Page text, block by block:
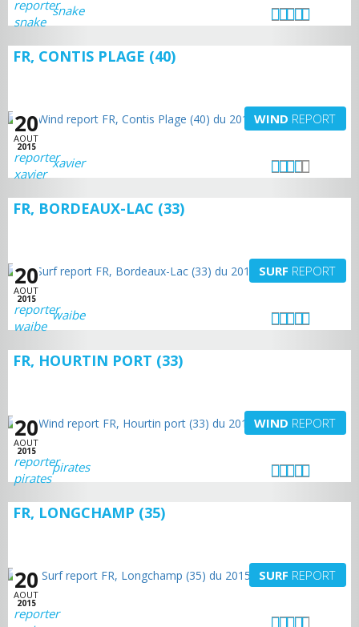
snake
FR, CONTIS PLAGE (40)
20
AOUT
2015
WIND REPORT
xavier
FR, BORDEAUX-LAC (33)
20
AOUT
2015
SURF REPORT
waibe
FR, HOURTIN PORT (33)
20
AOUT
2015
WIND REPORT
pirates
FR, LONGCHAMP (35)
20
AOUT
2015
SURF REPORT